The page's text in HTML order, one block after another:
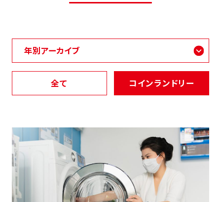
お知らせ
お役立コラム
よくあるご質問
FCオーナー募集中
全て コインランドリー